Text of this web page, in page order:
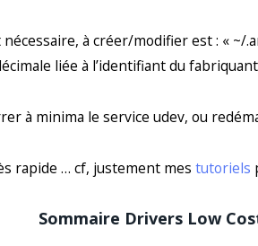
à créer/modifier est : « ~/
liée à l’identifiant du
à minima le service udev, ou
rapide … cf, justement mes tutoriels
Sommaire Drivers Low